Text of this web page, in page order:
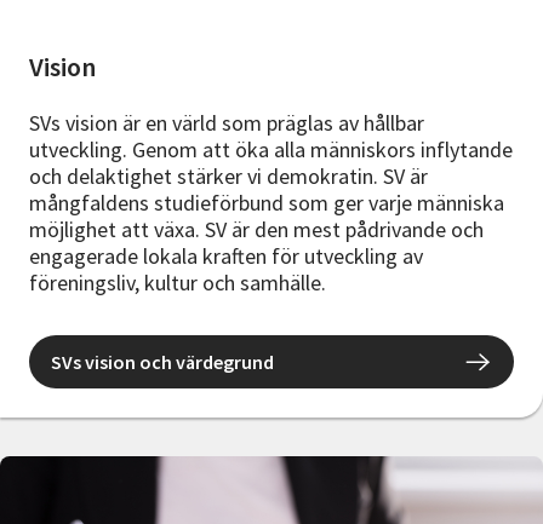
Vision
SVs vision är en värld som präglas av hållbar
utveckling. Genom att öka alla människors inflytande
och delaktighet stärker vi demokratin. SV är
mångfaldens studieförbund som ger varje människa
möjlighet att växa. SV är den mest pådrivande och
engagerade lokala kraften för utveckling av
föreningsliv, kultur och samhälle.
SVs vision och värdegrund